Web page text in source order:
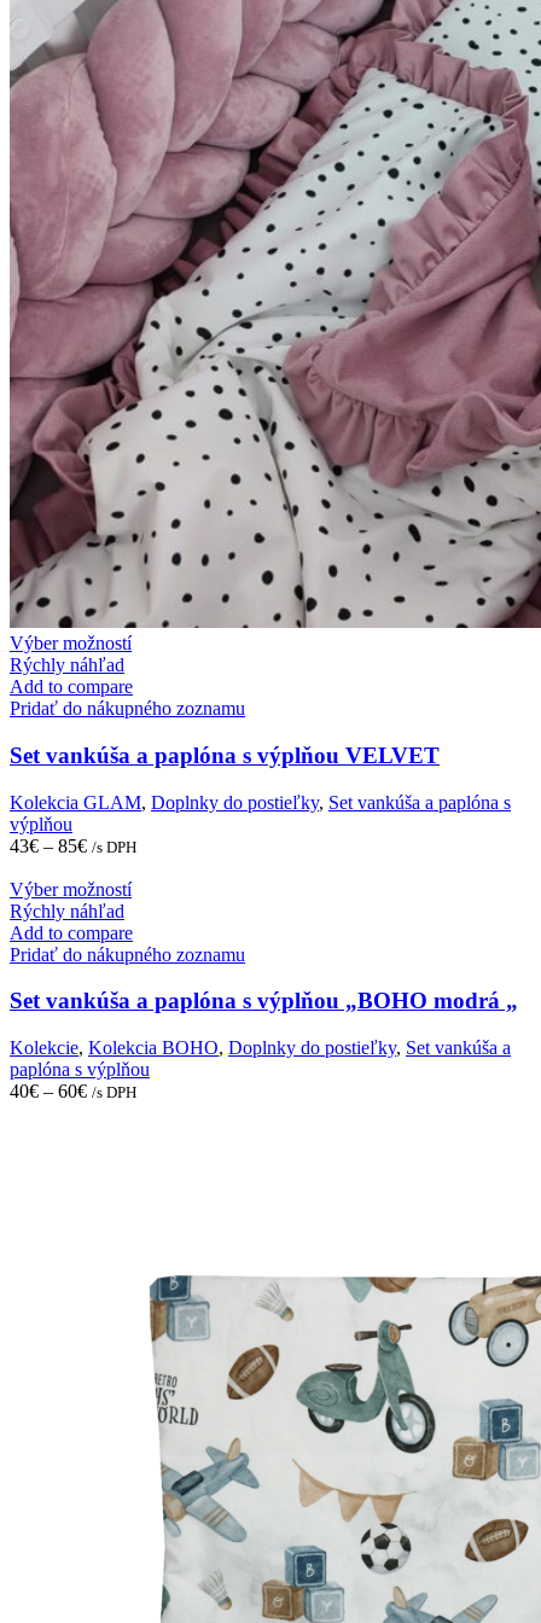
Výber možnostíThis
has
multiple
The
options
may
be
chosen
on
the
product
Rýchly náhľad
Add to compare
Pridať do nákupného zoznamu
Set vankúša a paplóna s výplňou VELVET
Kolekcia GLAM, Doplnky do postieľky, Set vankúša a paplóna s
výplňou
43€ – 85€ /s DPH
Výber možnostíThis
has
multiple
The
options
may
be
chosen
Rýchly náhľad
Add to compare
Pridať do nákupného zoznamu
Set vankúša a paplóna s výplňou „BOHO modrá „
Kolekcie, Kolekcia BOHO, Doplnky do postieľky, Set vankúša a
paplóna s výplňou
40€ – 60€ /s DPH